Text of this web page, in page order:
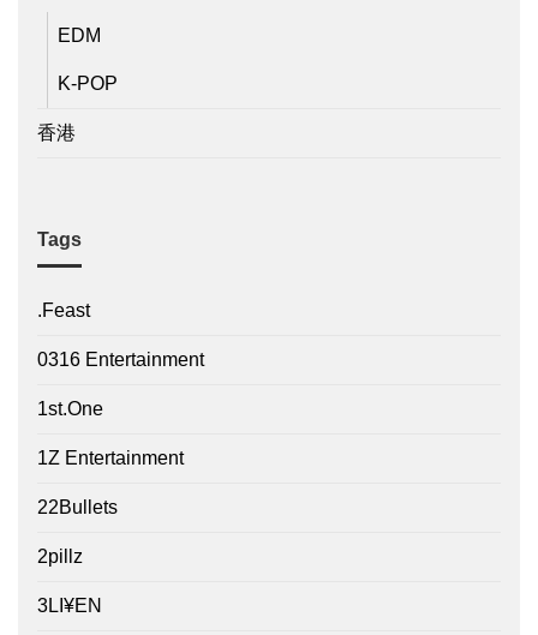
EDM
K-POP
香港
Tags
.Feast
0316 Entertainment
1st.One
1Z Entertainment
22Bullets
2pillz
3LI¥EN